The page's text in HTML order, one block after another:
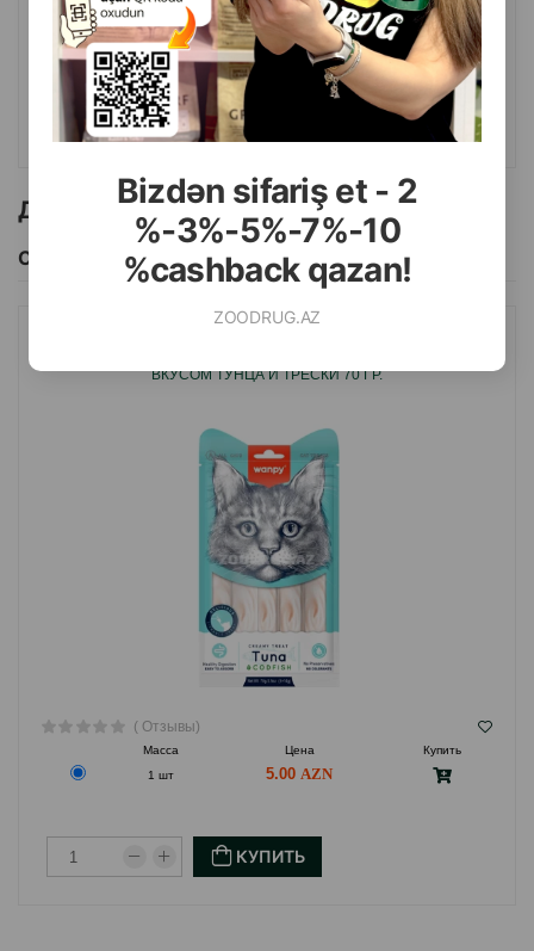
Bizdən sifariş et - 2
%-3%-5%-7%-10
%cashback qazan!
ZOODRUG.AZ
Масса Цена
Купить
1 шт
5.60
КУПИТЬ
Другие товоры бренда
Смотреть Все
ВКУСОМ ТУНЦА И ТРЕСКИ 70 ГР.
( Отзывы)
Масса Цена
Купить
1 шт
5.00
КУПИТЬ